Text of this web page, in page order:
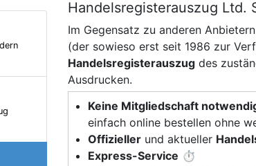
Handelsregisterauszug Ltd.
Im Gegensatz zu anderen
(der sowieso erst seit 1986 zur
Handelsregisterauszug des
Ausdrucken.
Keine Mitgliedschaft
einfach online bestellen ohne
Offizieller und aktueller
Express-Service ⏱️